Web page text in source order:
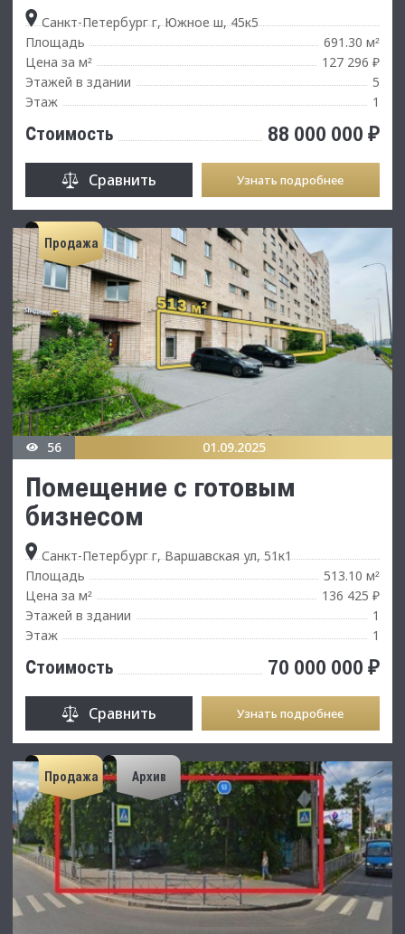
Санкт-Петербург г, Южное ш, 45к5
Площадь
691.30 м²
Цена за м²
127 296 ₽
Этажей в здании
5
Этаж
1
Стоимость 88 000 000 ₽
Сравнить Узнать подробнее
Продажа
56 01.09.2025
Помещение с готовым
бизнесом
Санкт-Петербург г, Варшавская ул, 51к1
Площадь
513.10 м²
Цена за м²
136 425 ₽
Этажей в здании
1
Этаж
1
Стоимость 70 000 000 ₽
Сравнить Узнать подробнее
Продажа Архив